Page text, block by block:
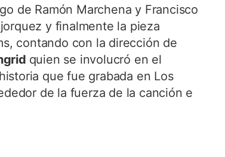
de Ramón Marchena y Francisco
y finalmente la pieza
contando con la dirección de
quien se involucró en el
que fue grabada en Los
de la fuerza de la canción e